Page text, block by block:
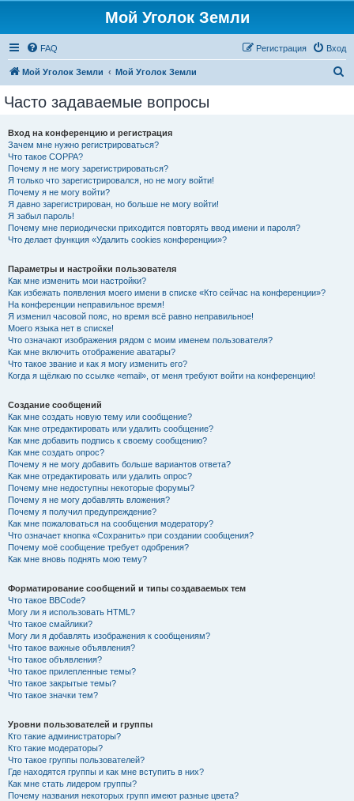
Мой Уголок Земли
FAQ Вход
Регистрация
Мой Уголок Земли Мой Уголок Земли
Часто задаваемые вопросы
Вход на конференцию и регистрация
Зачем мне нужно регистрироваться?
Что такое COPPA?
Почему я не могу зарегистрироваться?
Я только что зарегистрировался, но не могу войти!
Почему я не могу войти?
Я давно зарегистрирован, но больше не могу войти!
Я забыл пароль!
Почему мне периодически приходится повторять ввод имени и пароля?
Что делает функция «Удалить cookies конференции»?
Параметры и настройки пользователя
Как мне изменить мои настройки?
Как избежать появления моего имени в списке «Кто сейчас на конференции»?
На конференции неправильное время!
Я изменил часовой пояс, но время всё равно неправильное!
Моего языка нет в списке!
Что означают изображения рядом с моим именем пользователя?
Как мне включить отображение аватары?
Что такое звание и как я могу изменить его?
Когда я щёлкаю по ссылке «email», от меня требуют войти на конференцию!
Создание сообщений
Как мне создать новую тему или сообщение?
Как мне отредактировать или удалить сообщение?
Как мне добавить подпись к своему сообщению?
Как мне создать опрос?
Почему я не могу добавить больше вариантов ответа?
Как мне отредактировать или удалить опрос?
Почему мне недоступны некоторые форумы?
Почему я не могу добавлять вложения?
Почему я получил предупреждение?
Как мне пожаловаться на сообщения модератору?
Что означает кнопка «Сохранить» при создании сообщения?
Почему моё сообщение требует одобрения?
Как мне вновь поднять мою тему?
Форматирование сообщений и типы создаваемых тем
Что такое BBCode?
Могу ли я использовать HTML?
Что такое смайлики?
Могу ли я добавлять изображения к сообщениям?
Что такое важные объявления?
Что такое объявления?
Что такое прилепленные темы?
Что такое закрытые темы?
Что такое значки тем?
Уровни пользователей и группы
Кто такие администраторы?
Кто такие модераторы?
Что такое группы пользователей?
Где находятся группы и как мне вступить в них?
Как мне стать лидером группы?
Почему названия некоторых групп имеют разные цвета?